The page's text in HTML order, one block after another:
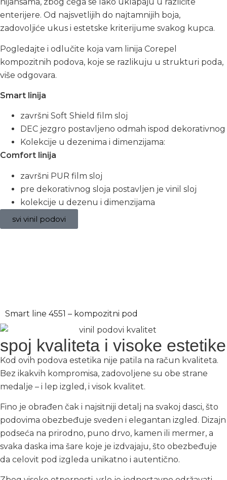
nijansama, zbog čega se lako uklapaju u različite
enterijere. Od najsvetlijih do najtamnijih boja,
zadovoljiće ukus i estetske kriterijume svakog kupca.
Pogledajte i odlučite koja vam linija Corepel
kompozitnih podova, koje se razlikuju u strukturi poda,
više odgovara.
Smart linija
završni Soft Shield film sloj
DEC jezgro postavljeno odmah ispod dekorativnog
Kolekcije u dezenima i dimenzijama:
Comfort linija
završni PUR film sloj
pre dekorativnog sloja postavljen je vinil sloj
kolekcije u dezenu i dimenzijama
svi vinil podovi
Smart line 4551 – kompozitni pod
spoj kvaliteta i visoke estetike
Kod ovih podova estetika nije patila na račun kvaliteta.
Bez ikakvih kompromisa, zadovoljene su obe strane
medalje – i lep izgled, i visok kvalitet.
Fino je obrađen čak i najsitniji detalj na svakoj dasci, što
podovima obezbeđuje sveden i elegantan izgled. Dizajn
podseća na prirodno, puno drvo, kamen ili mermer, a
svaka daska ima šare koje je izdvajaju, što obezbeđuje
da celovit pod izgleda unikatno i autentično.